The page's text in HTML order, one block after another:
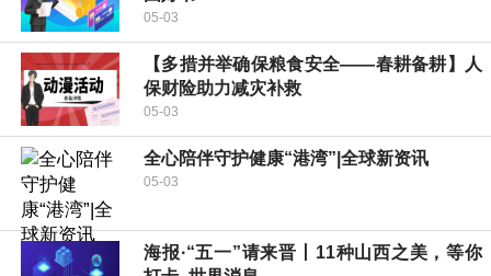
05-03
【多措并举确保粮食安全——春耕备耕】人
保财险助力减灾补救
05-03
全心陪伴守护健康“港湾”|全球新资讯
05-03
海报·“五一”请来晋丨11种山西之美，等你